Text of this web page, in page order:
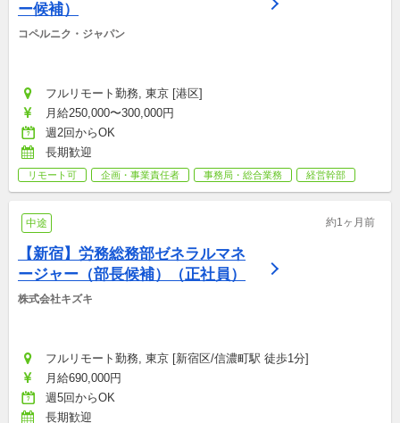
ー候補）
コペルニク・ジャパン
フルリモート勤務, 東京 [港区]
月給250,000〜300,000円
週2回からOK
長期歓迎
リモート可 企画・事業責任者 事務局・総合業務 経営幹部
中途 約1ヶ月前
【新宿】労務総務部ゼネラルマネ
ージャー（部長候補）（正社員）
株式会社キズキ
フルリモート勤務, 東京 [新宿区/信濃町駅 徒歩1分]
月給690,000円
週5回からOK
長期歓迎